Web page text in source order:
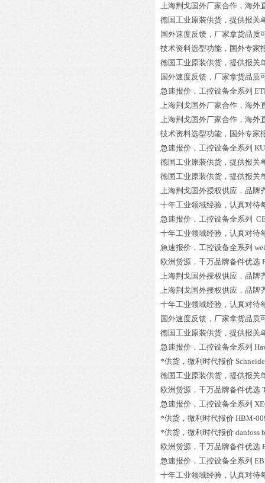
上海荆戈国外厂家合作，海外
德国工业原装供货，提供报关
国外速度反馈，厂家拿货品质
技术资料选型功能，国外专家
德国工业原装供货，提供报关
国外速度反馈，厂家拿货品质
急速报价，工控设备全系列
上海荆戈国外厂家合作，海外
上海荆戈国外厂家合作，海外
技术资料选型功能，国外专家
急速报价，工控设备全系列
德国工业原装供货，提供报关
德国工业原装供货，提供报关
上海荆戈国外授权供应，品牌
十年工业领域经验，认真对待
急速报价，工控设备全系列
十年工业领域经验，认真对待
急速报价，工控设备全系列
欧洲货源，千万品牌备件优选
上海荆戈国外授权供应，品牌
上海荆戈国外授权供应，品牌
十年工业领域经验，认真对待
国外速度反馈，厂家拿货品质
德国工业原装供货，提供报关
急速报价，工控设备全系列
*供货，微利时代报价
德国工业原装供货，提供报关
欧洲货源，千万品牌备件优选
急速报价，工控设备全系列
*供货，微利时代报价 HBM-
*供货，微利时代报价 danfoss
欧洲货源，千万品牌备件优选
急速报价，工控设备全系列
十年工业领域经验，认真对待